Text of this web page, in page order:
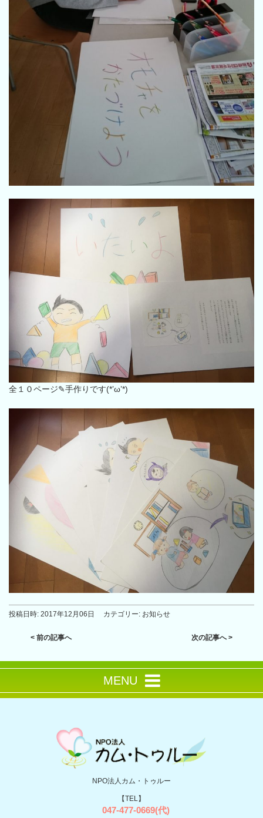
全１０ページ✎手作りです(*’ω’*)
投稿日時: 2017年12月06日 カテゴリー: お知らせ
< 前の記事へ 次の記事へ >
MENU
NPO法人カム・トゥルー
【TEL】
047-477-0669(代)